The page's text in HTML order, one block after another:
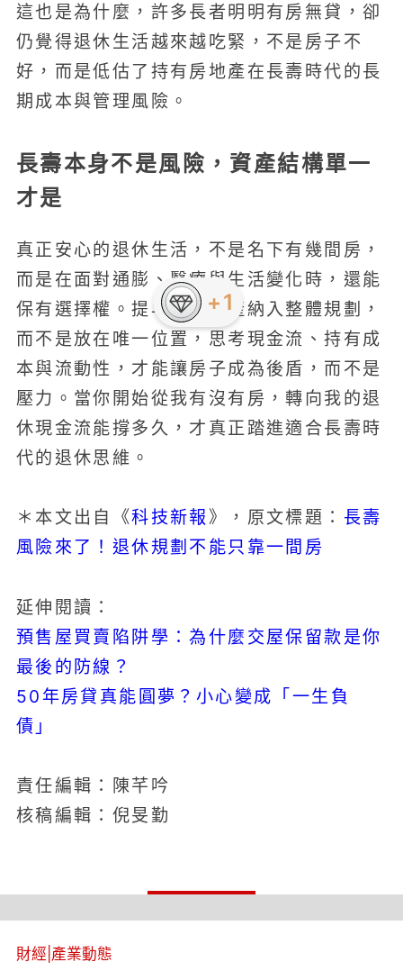
這也是為什麼，許多長者明明有房無貸，卻
仍覺得退休生活越來越吃緊，不是房子不
好，而是低估了持有房地產在長壽時代的長
期成本與管理風險。
長壽本身不是風險，資產結構單一
才是
真正安心的退休生活，不是名下有幾間房，
而是在面對通膨、醫療與生活變化時，還能
保有選擇權。提早把房地產納入整體規劃，
而不是放在唯一位置，思考現金流、持有成
本與流動性，才能讓房子成為後盾，而不是
壓力。當你開始從我有沒有房，轉向我的退
休現金流能撐多久，才真正踏進適合長壽時
代的退休思維。
＊本文出自《科技新報 》，原文標題： 長壽
風險來了！退休規劃不能只靠一間房
延伸閱讀：
預售屋買賣陷阱學：為什麼交屋保留款是你
最後的防線？
50年房貸真能圓夢？小心變成「一生負
債」
責任編輯：陳芊吟
核稿編輯：倪旻勤
財經 產業動態